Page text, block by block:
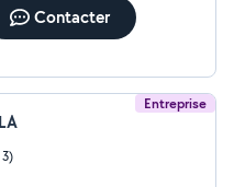
Contacter
Entreprise